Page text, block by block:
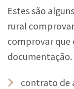
Estes são
rural
comprovar
documentação.
contrato de